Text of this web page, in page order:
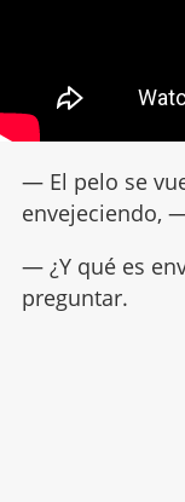
— El pelo se
envejeciendo,
— ¿Y qué es
preguntar.